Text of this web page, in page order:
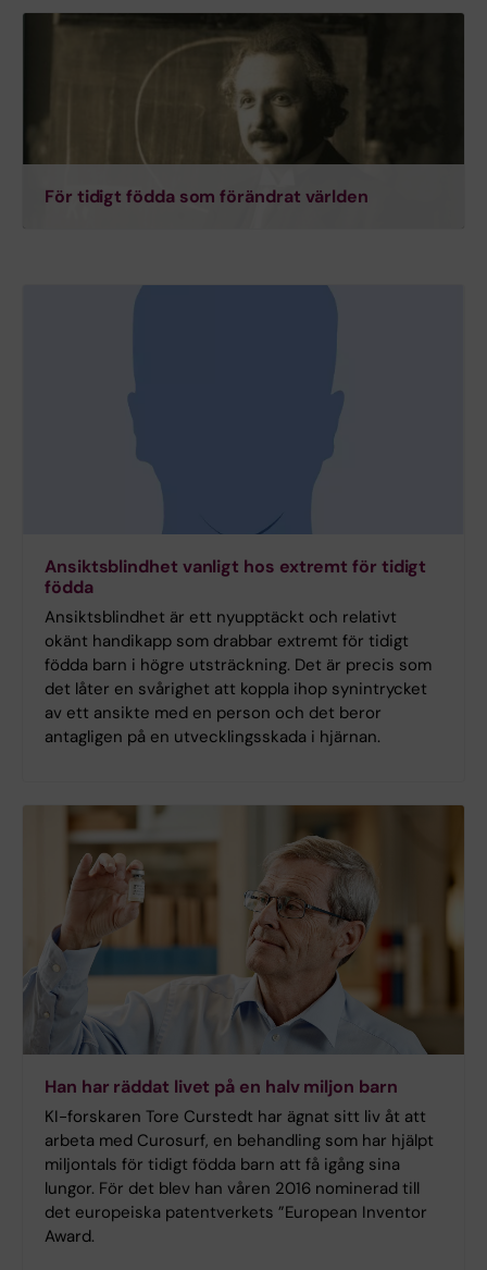
För tidigt födda som förändrat världen
Ansiktsblindhet vanligt hos extremt för tidigt
födda
Ansiktsblindhet är ett nyupptäckt och relativt
okänt handikapp som drabbar extremt för tidigt
födda barn i högre utsträckning. Det är precis som
det låter en svårighet att koppla ihop synintrycket
av ett ansikte med en person och det beror
antagligen på en utvecklingsskada i hjärnan.
Han har räddat livet på en halv miljon barn
KI-forskaren Tore Curstedt har ägnat sitt liv åt att
arbeta med Curosurf, en behandling som har hjälpt
miljontals för tidigt födda barn att få igång sina
lungor. För det blev han våren 2016 nominerad till
det europeiska patentverkets ”European Inventor
Award.